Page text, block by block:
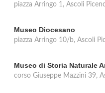
piazza Arringo 1, Ascoli
Museo Diocesano
piazza Arringo 10/b, Ascoli
Museo di Storia Naturale
corso Giuseppe Mazzini 39,